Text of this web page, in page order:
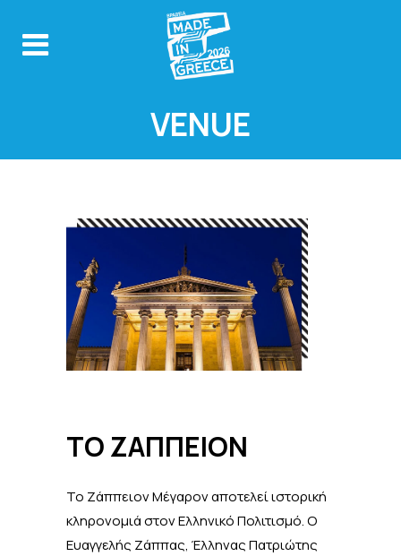
VENUE
ΤΟ ΖΑΠΠΕΙΟΝ
Το Ζάππειον Μέγαρον αποτελεί ιστορική
κληρονομιά στον Ελληνικό Πολιτισμό. Ο
Ευαγγελής Ζάππας, Έλληνας Πατριώτης